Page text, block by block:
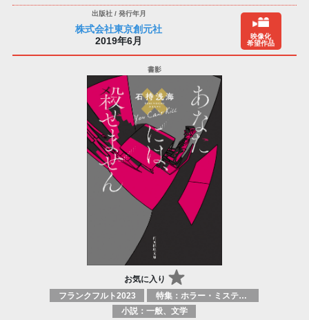
株式会社東京創元社
2019年6月
映像化
希望作品
お気に入り
フランクフルト2023
特集：ホラー・ミステリー
小説：一般、文学